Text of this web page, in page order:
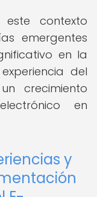
contexto
emergentes
en la
del
crecimiento
en
y